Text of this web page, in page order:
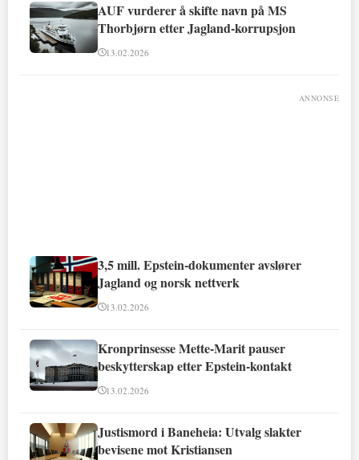
AUF vurderer å skifte navn på MS
Thorbjørn etter Jagland-korrupsjon
13.02.2026
ANNONSE
3,5 mill. Epstein-dokumenter avslører
Jagland og norsk nettverk
13.02.2026
Kronprinsesse Mette-Marit pauser
beskytterskap etter Epstein-kontakt
13.02.2026
Justismord i Baneheia: Utvalg slakter
bevisene mot Kristiansen